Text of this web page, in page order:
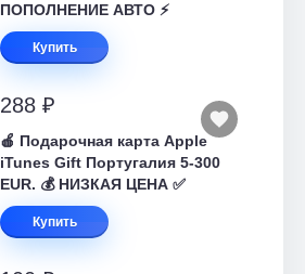
ПОПОЛНЕНИЕ АВТО ⚡
Купить
288 ₽
🍎 Подарочная карта Apple
iTunes Gift Португалия 5-300
EUR. 💰 НИЗКАЯ ЦЕНА ✅
Купить